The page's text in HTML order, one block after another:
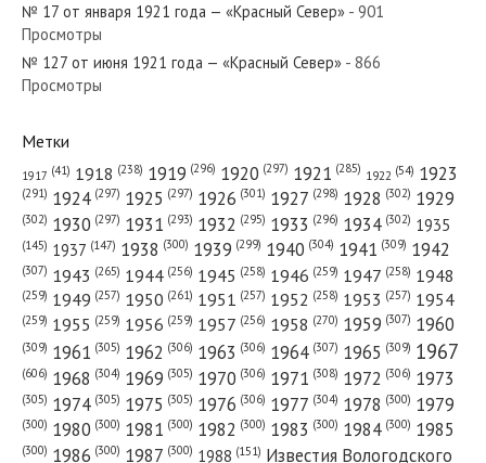
№ 248 от октября 1986 года — «Красный Север»
№ 73 от марта 1932 года — «Красный Север»
№ 120 от мая 1941 года — «Красный Север»
№ 17 от января 1921 года — «Красный Север» - 901
Просмотры
№ 127 от июня 1921 года — «Красный Север» - 866
Просмотры
Метки
1917 (41) 1918 (238) 1919 (296) 1920 (297) 1921 (285) 1922 (54) 1923
(291) 1924 (297) 1925 (297) 1926 (301) 1927 (298) 1928 (302) 1929
(302) 1930 (297) 1931 (293) 1932 (295) 1933 (296) 1934 (302) 1935
(145) 1937 (147) 1938 (300) 1939 (299) 1940 (304) 1941 (309) 1942
(307) 1943 (265) 1944 (256) 1945 (258) 1946 (259) 1947 (258) 1948
(259) 1949 (257) 1950 (261) 1951 (257) 1952 (258) 1953 (257) 1954
(259) 1955 (259) 1956 (259) 1957 (256) 1958 (270) 1959 (307) 1960
(309) 1961 (305) 1962 (306) 1963 (306) 1964 (307) 1965 (309) 1967
(606) 1968 (304) 1969 (305) 1970 (306) 1971 (308) 1972 (306) 1973
(305) 1974 (305) 1975 (305) 1976 (306) 1977 (304) 1978 (300) 1979
(300) 1980 (300) 1981 (300) 1982 (300) 1983 (300) 1984 (300) 1985
(300) 1986 (300) 1987 (300) 1988 (151) Известия Вологодского